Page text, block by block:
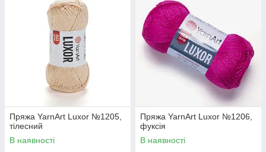
Пряжа YarnArt Luxor №1205,
тілесний
В наявності
Пряжа YarnArt Luxor №1206,
фуксія
В наявності